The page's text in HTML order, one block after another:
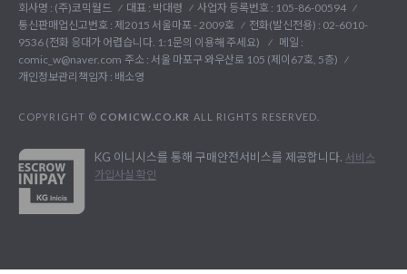
회사명 : (주)코믹월드 대표 : 박대령
사업자 등록번호 : 105-86-00594
통신판매업신고번호 : 제2015 서울마포 - 2009호
전화(발신전용) : 02-6010-
9536 (전화 응대가 어렵습니다. 1:1문의 이용해 주세요)
메일 :
comic_w@naver.com 주소 : 서울 마포구 와우산로 105 (제이67호, 5층)
개인정보관리책임자 : 배소영
COPYRIGHT © COMICW.CO.KR ALL RIGHTS RESERVED.
KG 이니시스를 통해 구매안전서비스를 제공합니다. 서비스
가입사실 확인